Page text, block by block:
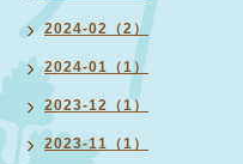
2024-02（2）
2024-01（1）
2023-12（1）
2023-11（1）